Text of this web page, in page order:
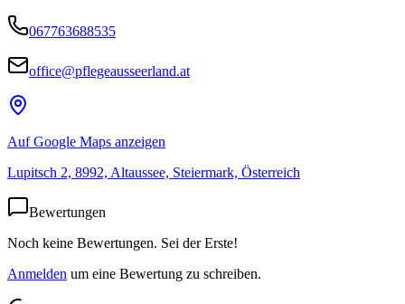
067763688535
office@pflegeausseerland.at
Auf Google Maps anzeigen
Lupitsch 2, 8992, Altaussee, Steiermark, Österreich
Bewertungen
Noch keine Bewertungen. Sei der Erste!
Anmelden um eine Bewertung zu schreiben.